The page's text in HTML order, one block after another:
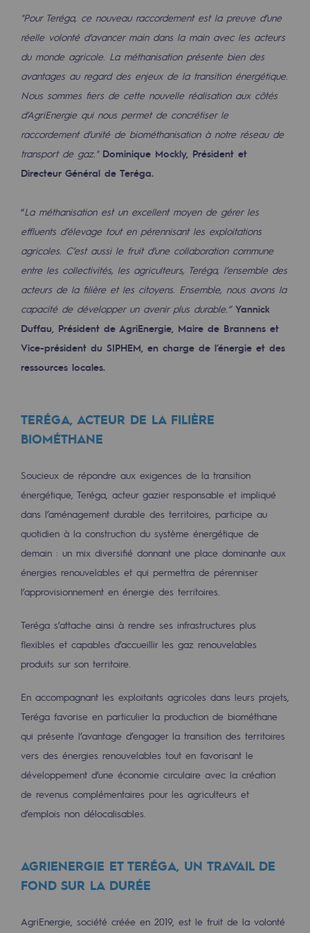
Captage de CO2
Nouveaux usages
Concertations CH4, H2 et CO2
Espace pédagogique
Espace pédagogique
2050 : un monde d’énergies
Objectif Hydrogène
CCUS Objectif Zéro CO2
Le Labo
Acteur engagé
Acteur engagé
Responsabilité environnementale
Responsabilité environnementale
BE POSITIF, le programme de
Décarbonation : une priorité
Limitation des émissions atmosphériques
Gestion de l'énergie
Préservation de la biodiversité
Responsabilité sociale et territoriale
Responsabilité sociale et
Energiz Mouv
Energiz Mouv
Le programme social et territorial de
Territorial
Territorial
Social
Social
Notre investissement dans les
"Pour Teréga, ce nouveau raccordement est la preuve d’une
réelle volonté d’avancer main dans la main avec les acteurs
du monde agricole. La méthanisation présente bien des
avantages au regard des enjeux de la transition énergétique.
Nous sommes fiers de cette nouvelle réalisation aux côtés
d’AgriEnergie qui nous permet de concrétiser le
raccordement d’unité de biométhanisation à notre réseau de
transport de gaz." Dominique Mockly, Président et
Directeur Général de Teréga.
“La méthanisation est un excellent moyen de gérer les
effluents d’élevage tout en pérennisant les exploitations
agricoles. C’est aussi le fruit d’une collaboration commune
entre les collectivités, les agriculteurs, Teréga, l’ensemble des
acteurs de la filière et les citoyens. Ensemble, nous avons la
capacité de développer un avenir plus durable.” Yannick
Duffau, Président de AgriEnergie, Maire de Brannens et
Vice-président du SIPHEM, en charge de l’énergie et des
ressources locales.
TERÉGA, ACTEUR DE LA FILIÈRE
BIOMÉTHANE
Soucieux de répondre aux exigences de la transition
énergétique, Teréga, acteur gazier responsable et impliqué
dans l’aménagement durable des territoires, participe au
quotidien à la construction du système énergétique de
demain : un mix diversifié donnant une place dominante aux
énergies renouvelables et qui permettra de pérenniser
l’approvisionnement en énergie des territoires.
Teréga s’attache ainsi à rendre ses infrastructures plus
flexibles et capables d’accueillir les gaz renouvelables
produits sur son territoire.
En accompagnant les exploitants agricoles dans leurs projets,
Teréga favorise en particulier la production de biométhane
qui présente l’avantage d’engager la transition des territoires
vers des énergies renouvelables tout en favorisant le
développement d’une économie circulaire avec la création
de revenus complémentaires pour les agriculteurs et
d’emplois non délocalisables.
AGRIENERGIE ET TERÉGA, UN TRAVAIL DE
FOND SUR LA DURÉE
AgriEnergie, société créée en 2019, est le fruit de la volonté